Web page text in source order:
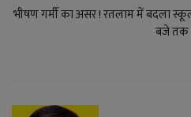
भीषण गर्मी का असर ! रतलाम में बदला
बजे तक